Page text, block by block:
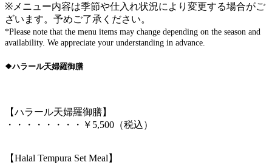
​※メニュー内容は季節や仕入れ状況により変更する場合がご
ざいます。予めご了承ください。
*Please note that the menu items may change depending on the season and
availability. We appreciate your understanding in advance.
❖ハラール天婦羅御膳
【ハラール天婦羅御膳】
・・・・・・・・￥5,500（税込）
【Halal Tempura Set Meal】